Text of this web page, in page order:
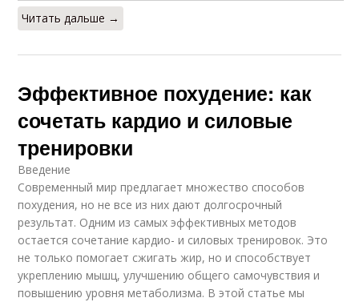
Читать дальше →
Эффективное похудение: как
сочетать кардио и силовые
тренировки
Введение
Современный мир предлагает множество способов
похудения, но не все из них дают долгосрочный
результат. Одним из самых эффективных методов
остается сочетание кардио- и силовых тренировок. Это
не только помогает сжигать жир, но и способствует
укреплению мышц, улучшению общего самочувствия и
повышению уровня метаболизма. В этой статье мы